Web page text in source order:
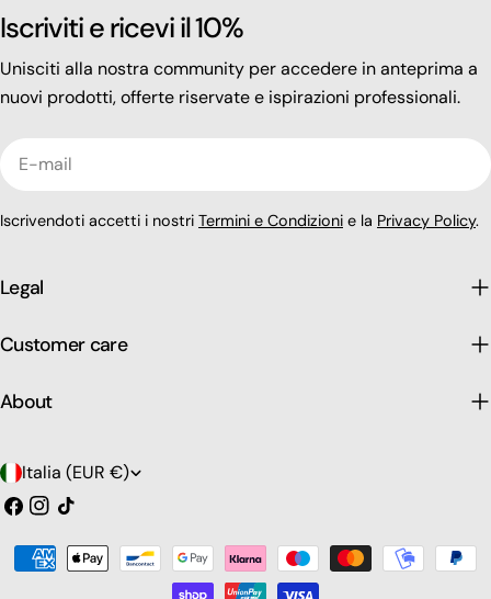
Iscriviti e ricevi il 10%
Unisciti alla nostra community per accedere in anteprima a
nuovi prodotti, offerte riservate e ispirazioni professionali.
Iscrivendoti accetti i nostri Termini e Condizioni e la Privacy Policy.
Legal
Customer care
About
P
a
Italia (EUR €)
Facebook
Instagram
Tic
Modalità